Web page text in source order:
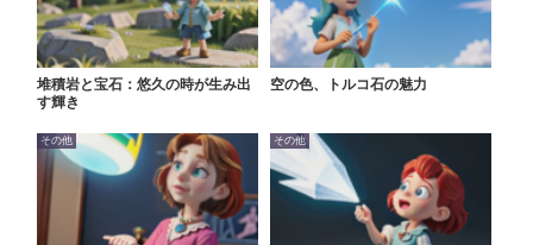
堆積岩と宝石：悠久の時が生み出
す輝き
空の色、トルコ石の魅力
その他 その他